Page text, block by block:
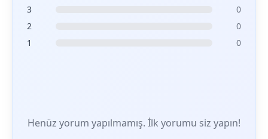
3
0
2
0
1
0
Henüz yorum yapılmamış. İlk yorumu siz yapın!